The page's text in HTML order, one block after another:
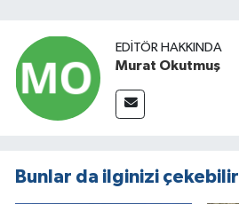
EDITÖR HAKKINDA
Murat Okutmuş
Bunlar da ilginizi çekebilir